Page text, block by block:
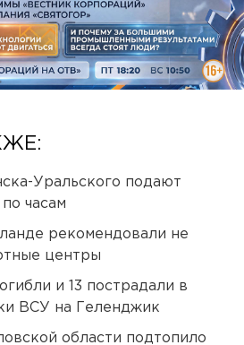
Уральского подают
часам
рекомендовали не
центры
и 13 пострадали в
ВСУ на Геленджик
области подтопило